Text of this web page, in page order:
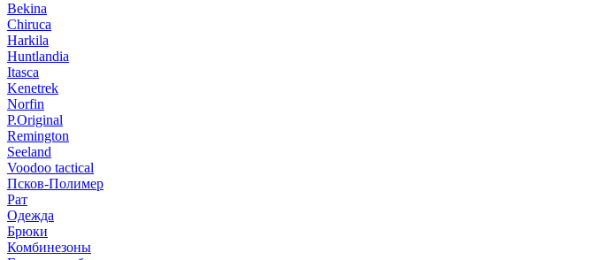
Bekina
Chiruсa
Harkila
Huntlandia
Itasca
Kenetrek
Norfin
P.Original
Remington
Seeland
Voodoo tactical
Псков-Полимер
Рат
Одежда
Брюки
Комбинезоны